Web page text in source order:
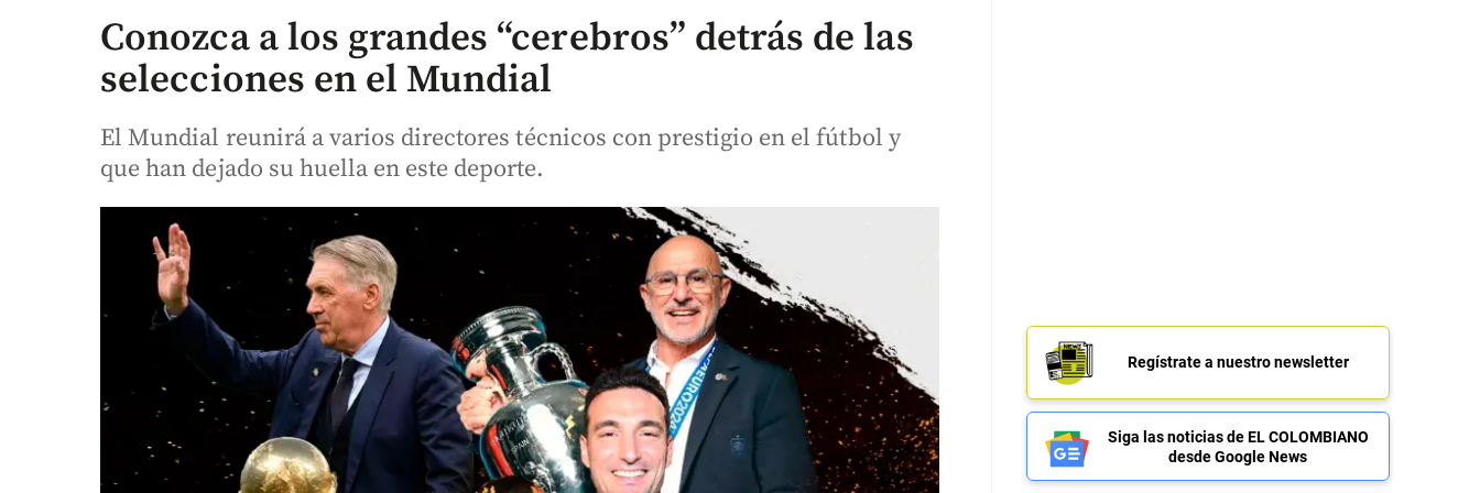
Conozca a los grandes “cerebros” detrás de las
selecciones en el Mundial
El Mundial reunirá a varios directores técnicos con prestigio en el fútbol y
que han dejado su huella en este deporte.
Regístrate a nuestro newsletter
Siga las noticias de EL COLOMBIANO
desde Google News